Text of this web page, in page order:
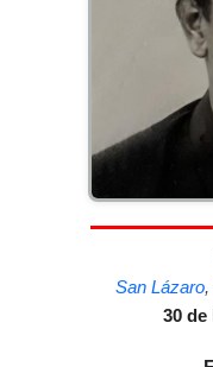
San Lázaro,
30 de